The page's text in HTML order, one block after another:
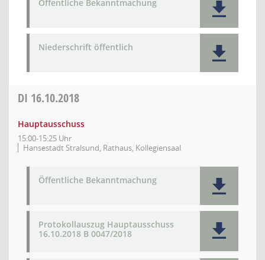
Öffentliche Bekanntmachung
Niederschrift öffentlich
DI 16.10.2018
Hauptausschuss
15:00-15:25 Uhr
Hansestadt Stralsund, Rathaus, Kollegiensaal
Öffentliche Bekanntmachung
Protokollauszug Hauptausschuss
16.10.2018 B 0047/2018